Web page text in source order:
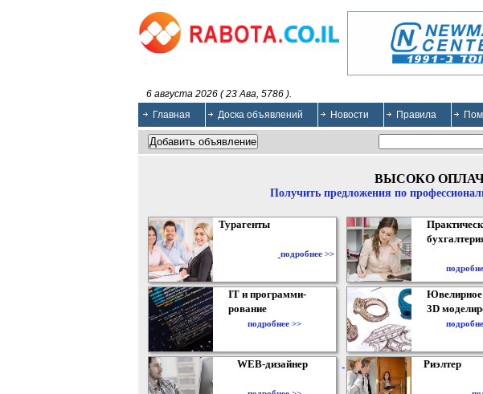
6 августа 2026 ( 23 Ава, 5786 ).
Главная
Доска объявлений Новости Правила
ВЫСОКО
Получить предложения по
Турагенты
подробнее >>
IT и программи-
рование
подробнее >>
Ювелирное
3D
WEB-дизайнер Риэлтер